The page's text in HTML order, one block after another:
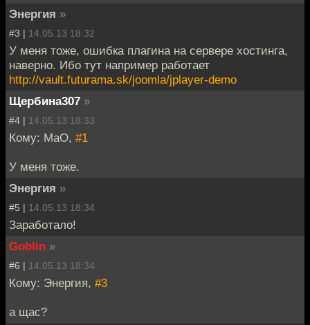
Энергия »
#3 | 14.05.13 18:32
У меня тоже, ошибка плагина на сервере хостинга,
наверно. Ибо тут например работает
http://vault.futurama.sk/joomla/jplayer-demo
Щербина307 »
#4 | 14.05.13 18:33
Кому: MaO, #1
У меня тоже.
Энергия »
#5 | 14.05.13 18:34
Заработало!
Goblin »
#6 | 14.05.13 18:34
Кому: Энергия, #3
а щас?